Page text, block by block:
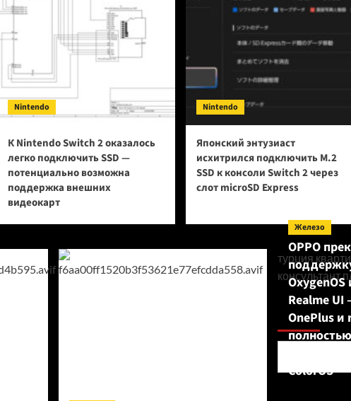
Nintendo
К Nintendo Switch 2 оказалось
легко подключить SSD —
потенциально возможна
поддержка внешних
видеокарт
Nintendo
Японский энтузиаст
исхитрился подключить M.2
SSD к консоли Switch 2 через
слот microSD Express
турция
консультант
Поиск
Железо
OPPO
OxygenOS
Realme UI
OnePlus и
полностью
ColorOS